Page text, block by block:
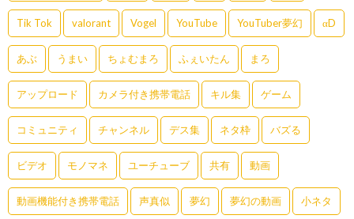
Tik Tok valorant Vogel YouTube YouTuber夢幻 αD
あぶ うまい ちょむまろ ふぇいたん まろ
アップロード カメラ付き携帯電話 キル集 ゲーム
コミュニティ チャンネル デス集 ネタ枠 バズる
ビデオ モノマネ ユーチューブ 共有 動画
動画機能付き携帯電話 声真似 夢幻 夢幻の動画 小ネタ